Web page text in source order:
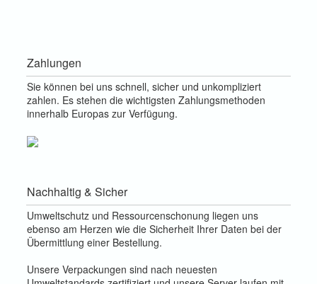
Zahlungen
Sie können bei uns schnell, sicher und unkompliziert
zahlen. Es stehen die wichtigsten Zahlungsmethoden
innerhalb Europas zur Verfügung.
Nachhaltig & Sicher
Umweltschutz und Ressourcenschonung liegen uns
ebenso am Herzen wie die Sicherheit Ihrer Daten bei der
Übermittlung einer Bestellung.
Unsere Verpackungen sind nach neuesten